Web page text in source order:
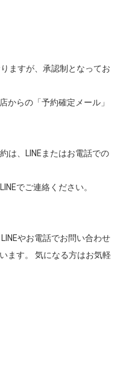
ますが、承認制となってお
からの「予約確定メール」
は、LINEまたはお電話での
でご連絡ください。
やお電話でお問い合わせ
ます。 気になる方はお気軽